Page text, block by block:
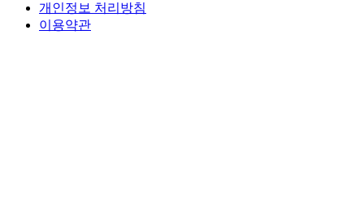
개인정보 처리방침
이용약관